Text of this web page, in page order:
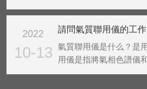
焦炭、可冷凝液體和氣
不同，生物質熱解工藝
速集中。慢...
2022
10-13
氣質聯用儀是什么？是
用儀是指將氣相色譜儀
器。質譜法可以進行有